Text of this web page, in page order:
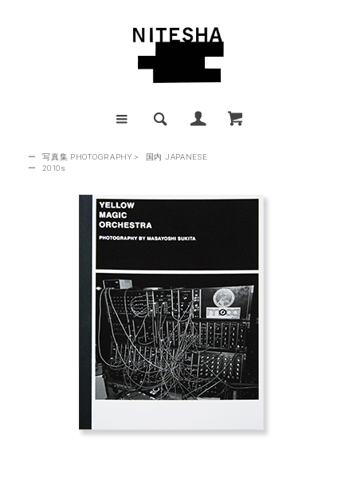
ー 写真集 PHOTOGRAPHY >
国内 JAPANESE
ー
2010s